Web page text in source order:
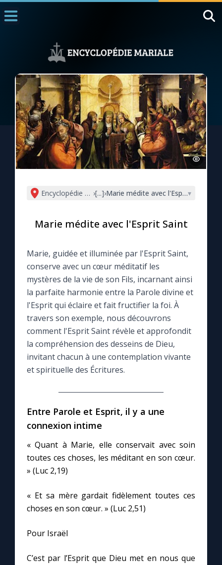
1000 Raisons de Croire
L'actualité de la semaine
La chaîne Youtube
La newsletter
La vidéo de la semaine
Le magazine
Le site internet
Questions-réponses
Prier au quotidien
L'Évangile chaque jour
Les premiers samedis du mois
Marie qui défait les nœuds
Me consacrer à Jésus par Marie
Mes intentions de prière
Une Minute avec Marie
Encyclopédie mariale
›[...]›Marie médite avec l'Esprit Saint
▾
Marie médite avec l'Esprit Saint
Marie, guidée et illuminée par l'Esprit Saint,
conserve avec un cœur méditatif les
mystères de la vie de son Fils, incarnant ainsi
la parfaite harmonie entre la Parole divine et
l'Esprit qui éclaire et fait fructifier la foi. À
travers son exemple, nous découvrons
comment l'Esprit Saint révèle et approfondit
la compréhension des desseins de Dieu,
invitant chacun à une contemplation vivante
et spirituelle des Écritures.
Entre Parole et Esprit, il y a une
connexion intime
« Quant à Marie, elle conservait avec soin
toutes ces choses, les méditant en son cœur.
» (Luc 2,19)
« Et sa mère gardait fidèlement toutes ces
choses en son cœur. » (Luc 2,51)
Pour Israël
C’est par l’Esprit que Dieu met en nous que